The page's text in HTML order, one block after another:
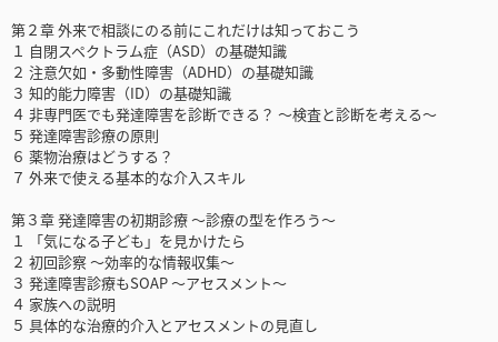
第２章 外来で相談にのる前にこれだけは知っておこう
１ 自閉スペクトラム症（ASD）の基礎知識
２ 注意欠如・多動性障害（ADHD）の基礎知識
３ 知的能力障害（ID）の基礎知識
４ 非専門医でも発達障害を診断できる？ ～検査と診断を考える～
５ 発達障害診療の原則
６ 薬物治療はどうする？
７ 外来で使える基本的な介入スキル
第３章 発達障害の初期診療 ～診療の型を作ろう～
１ 「気になる子ども」を見かけたら
２ 初回診察 ～効率的な情報収集～
３ 発達障害診療もSOAP ～アセスメント～
４ 家族への説明
５ 具体的な治療的介入とアセスメントの見直し